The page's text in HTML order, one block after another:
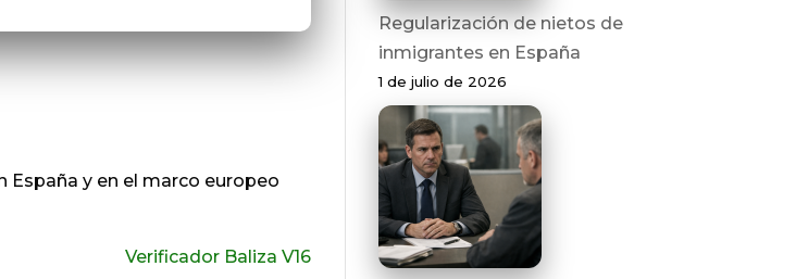
España y en el marco europeo
Verificador Baliza V16
Regularización de nietos de
inmigrantes en España
1 de julio de 2026